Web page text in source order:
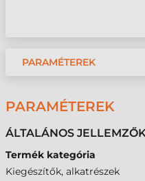
PARAMÉTEREK
PARAMÉTEREK
ÁLTALÁNOS
Termék kategória
Kiegészítők, alkatrészek